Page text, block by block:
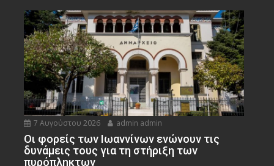
7 Αυγούστου 2026 admin admin
Οι φορείς των Ιωαννίνων ενώνουν τις
δυνάμεις τους για τη στήριξη των
πυρόπληκτων